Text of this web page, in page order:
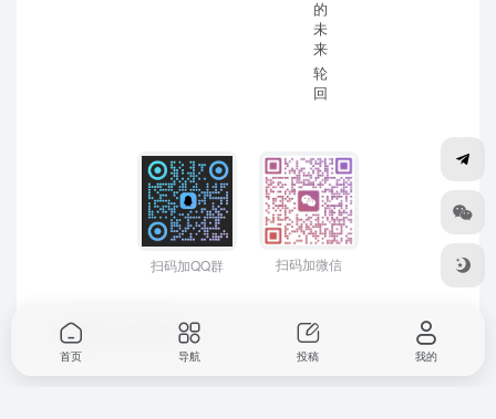
的
未
来
轮
回
扫码加QQ群 扫码加微信
Copyright © 2026 D-Mr
首页 导航 投稿 我的